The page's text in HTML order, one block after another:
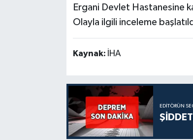
Ergani Devlet Hastanesine
Olayla ilgili inceleme
Kaynak: İHA
EDITÖRÜN